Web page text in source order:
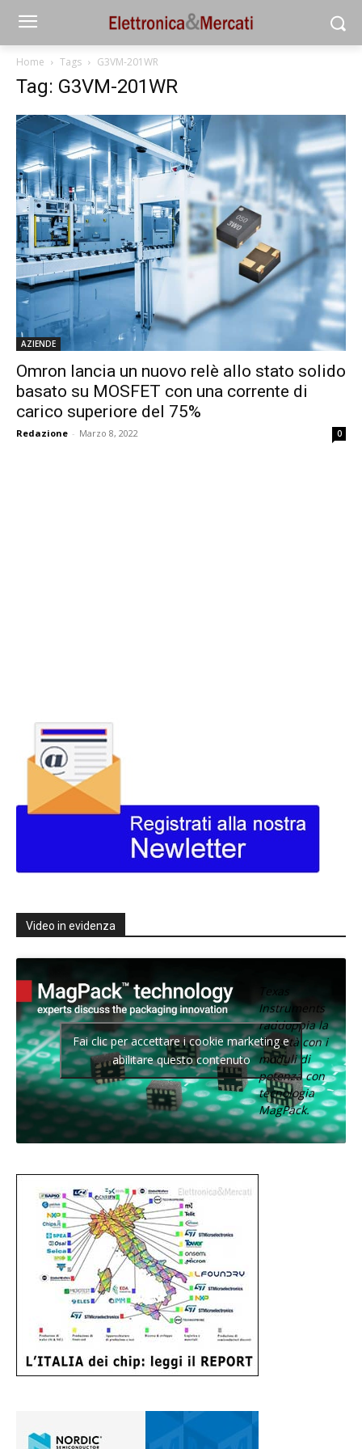
Home Tags G3VM-201WR
Tag: G3VM-201WR
AZIENDE
Omron lancia un nuovo relè allo stato solido
basato su MOSFET con una corrente di
carico superiore del 75%
Redazione - Marzo 8, 2022 0
Video in evidenza
Texas
Instruments
raddoppia la
densità con i
moduli di
potenza con
tecnologia
MagPack.
Fai clic per accettare i cookie marketing e
abilitare questo contenuto